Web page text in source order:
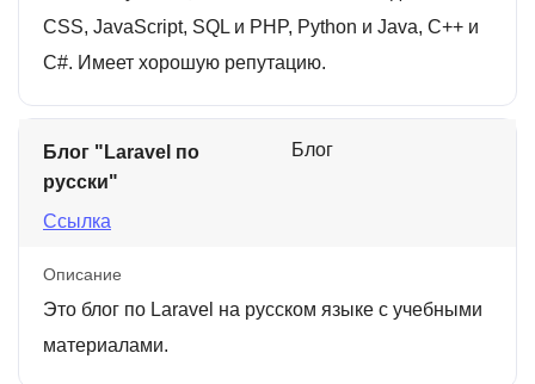
CSS, JavaScript, SQL и PHP, Python и Java, C++ и
C#. Имеет хорошую репутацию.
Блог "Laravel по
русски"
Ссылка
Блог
Описание
Это блог по Laravel на русском языке с учебными
материалами.